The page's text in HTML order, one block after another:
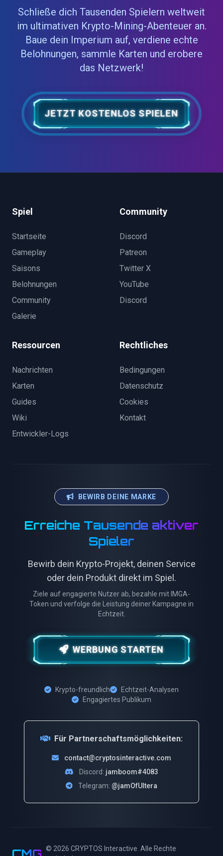
Schließe dich Tausenden Spielern weltweit
im ultimativen Krypto-Mining-Abenteuer an.
Baue dein Imperium auf, verdiene echte
Belohnungen, sammle Karten und erobere
das Netzwerk!
JETZT KOSTENLOS SPIELEN
Spiel
Startseite
Gameplay
Saisons
Belohnungen
Community
Galerie
Community
Discord
Patreon
Twitter X
YouTube
Discord
Ressourcen
Nachrichten
Karten
Guides
Wiki
Entwickler-Logs
Rechtliches
Bedingungen
Datenschutz
Cookies
Kontakt
BEWIRB DEINE MARKE
Erreiche Tausende aktiver
Spieler
Bewirb dein Krypto-Projekt, deinen Service
oder dein Produkt direkt im Spiel.
Ziele auf engagierte Nutzer ab, bezahle mit IMGA-
Token und verfolge die Leistung deiner Kampagne in
Echtzeit.
WERBUNG STARTEN
Krypto-freundlich
Echtzeit-Analysen
Engagiertes Publikum
Für Partnerschaftsmöglichkeiten:
contact@cryptosinteractive.com
Discord: jamboom#4083
Telegram: @jamOfUltera
© 2026 CRYPTOS Interactive . Alle Rechte